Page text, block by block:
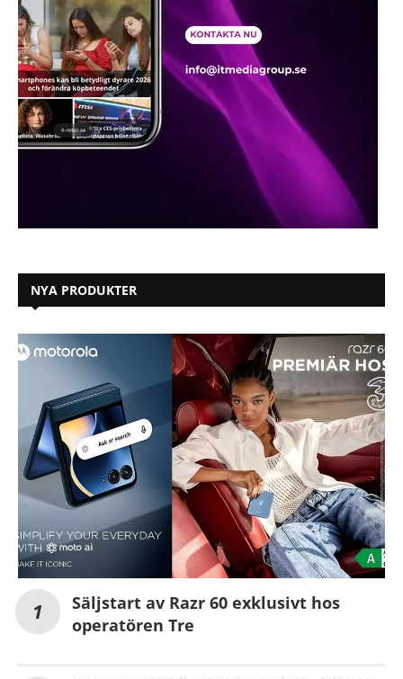
NYA PRODUKTER
Säljstart av Razr 60 exklusivt hos
operatören Tre